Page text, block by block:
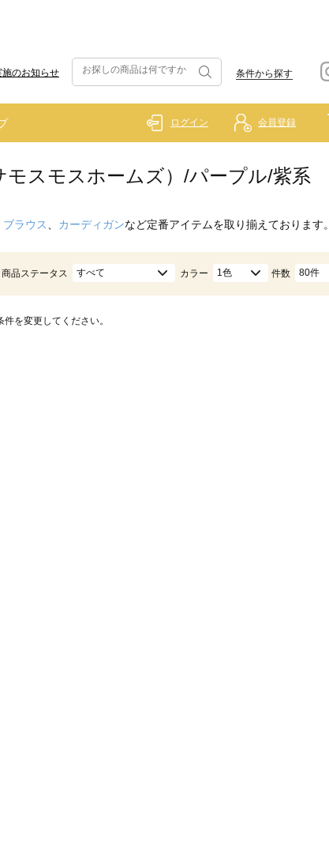
のお知らせ 条件から探す
ログイン 会員登録
モスモスホームズ）/パープル/紫系
ラウス カーディガンなど定番アイテムを取り揃えております。
商品ステータス すべて カラー 1色 件数 80件
を変更してください。